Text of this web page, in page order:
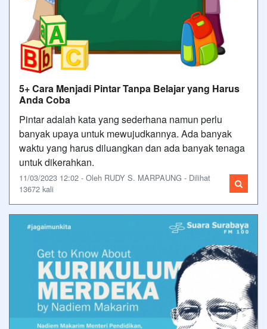
5+ Cara Menjadi Pintar Tanpa Belajar yang Harus
Anda Coba
Pintar adalah kata yang sederhana namun perlu
banyak upaya untuk mewujudkannya. Ada banyak
waktu yang harus diluangkan dan ada banyak tenaga
untuk dikerahkan.
11/03/2023 12:02 - Oleh RUDY S. MARPAUNG - Dilihat
13672 kali